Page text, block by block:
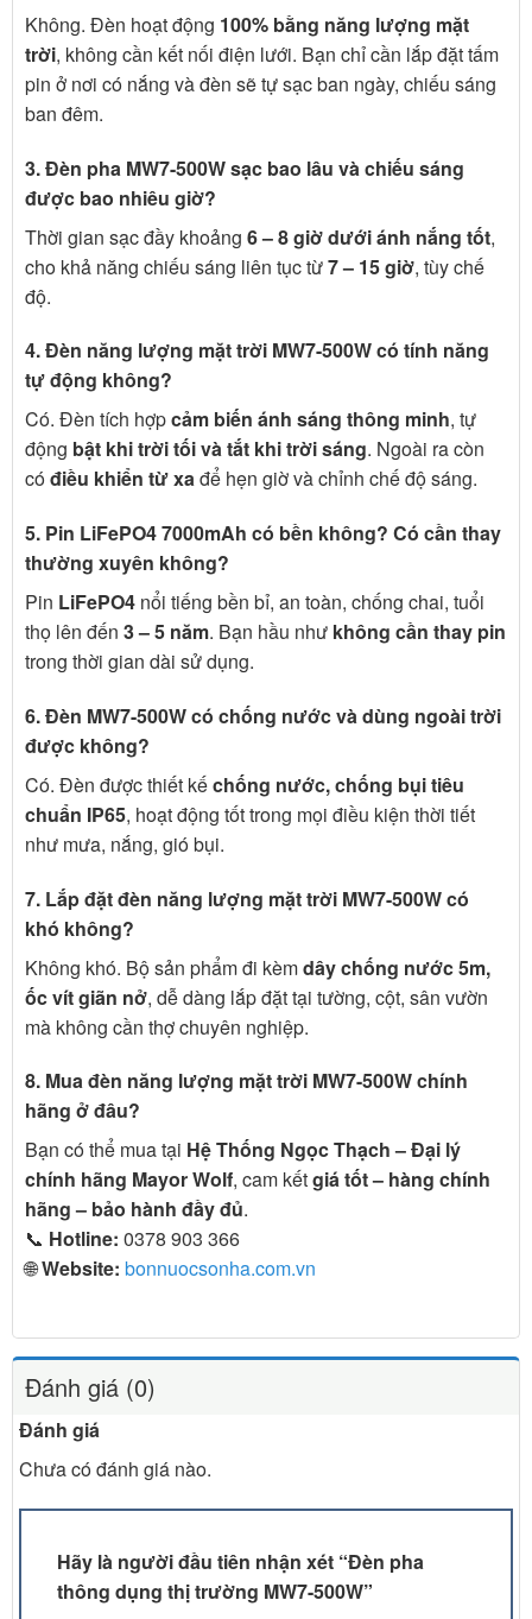
Không. Đèn hoạt động 100% bằng năng lượng mặt
trời, không cần kết nối điện lưới. Bạn chỉ cần lắp đặt tấm
pin ở nơi có nắng và đèn sẽ tự sạc ban ngày, chiếu sáng
ban đêm.
3. Đèn pha MW7-500W sạc bao lâu và chiếu sáng
được bao nhiêu giờ?
Thời gian sạc đầy khoảng 6 – 8 giờ dưới ánh nắng tốt,
cho khả năng chiếu sáng liên tục từ7 – 15 giờ, tùy chế
độ.
4. Đèn năng lượng mặt trời MW7-500W có tính năng
tự động không?
Có. Đèn tích hợpcảm biến ánh sáng thông minh, tự
động bật khi trời tối và tắt khi trời sáng. Ngoài ra còn
cóđiều khiển từ xađể hẹn giờ và chỉnh chế độ sáng.
5. Pin LiFePO4 7000mAh có bền không? Có cần thay
thường xuyên không?
Pin LiFePO4 nổi tiếng bền bỉ, an toàn, chống chai, tuổi
thọ lên đến 3 – 5 năm. Bạn hầu như không cần thay pin
trong thời gian dài sử dụng.
6. Đèn MW7-500W có chống nước và dùng ngoài trời
được không?
Có. Đèn được thiết kếchống nước, chống bụi tiêu
chuẩn IP65, hoạt động tốt trong mọi điều kiện thời tiết
như mưa, nắng, gió bụi.
7. Lắp đặt đèn năng lượng mặt trời MW7-500W có
khó không?
Không khó. Bộ sản phẩm đi kèmdây chống nước 5m,
ốc vít giãn nở, dễ dàng lắp đặt tại tường, cột, sân vườn
mà không cần thợ chuyên nghiệp.
8. Mua đèn năng lượng mặt trời MW7-500W chính
hãng ở đâu?
Bạn có thể mua tại Hệ Thống Ngọc Thạch – Đại lý
chính hãng Mayor Wolf, cam kếtgiá tốt – hàng chính
hãng – bảo hành đầy đủ.
📞 Hotline: 0378 903 366
🌐Website: bonnuocsonha.com.vn
Đánh giá (0)
Đánh giá
Chưa có đánh giá nào.
Hãy là người đầu tiên nhận xét “Đèn pha
thông dụng thị trường MW7-500W”